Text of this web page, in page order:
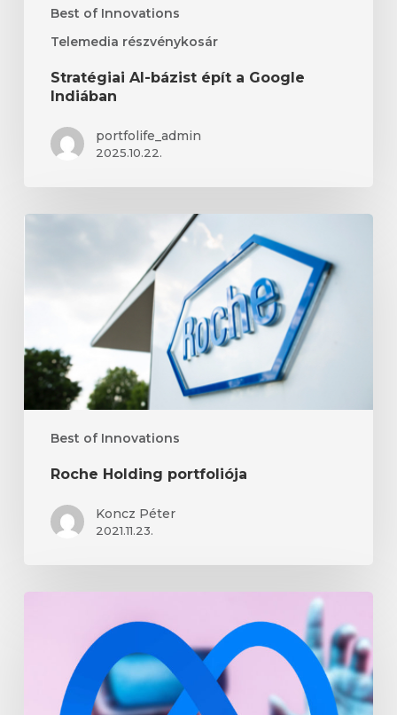
Best of Innovations
Telemedia részvénykosár
Stratégiai AI-bázist épít a Google
Indiában
portfolife_admin
2025.10.22.
Best of Innovations
Roche Holding portfoliója
Koncz Péter
2021.11.23.
felhőpiacra